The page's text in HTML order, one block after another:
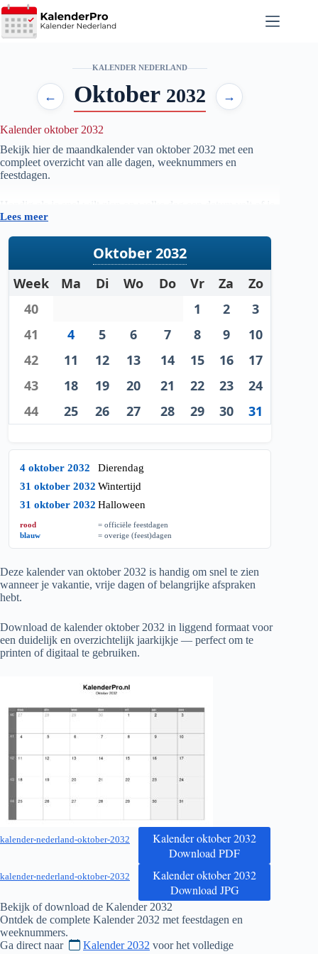
Ga
naar
de
KALENDER NEDERLAND
← Oktober 2032 →
Kalender oktober 2032
Bekijk hier de maandkalender van oktober 2032 met een
compleet overzicht van alle dagen, weeknummers en
feestdagen.
Handig als je snel wilt zien op welke dag een datum valt of je
je planning voor de maand oktober
Lees meer
Oktober 2032
Week Ma Di Wo Do Vr Za
Zo
40
1 2
3
41
4 5 6 7 8 9
10
42
11 12 13 14 15 16
17
43
18 19 20 21 22 23
24
44
25 26 27 28 29 30 31
4 oktober 2032
Dierendag
31 oktober 2032 Wintertijd
31 oktober 2032 Halloween
rood
= officiële feestdagen
blauw
= overige (feest)dagen
Deze kalender van oktober 2032 is handig om snel te zien
wanneer je vakantie, vrije dagen of belangrijke afspraken
hebt.
Download de kalender oktober 2032 in liggend formaat voor
een duidelijk en overzichtelijk jaarkijkje — perfect om te
printen of digitaal te gebruiken.
kalender-nederland-oktober-2032
Kalender oktober 2032
Download PDF
kalender-nederland-oktober-2032
Kalender oktober 2032
Download JPG
Bekijk of download de Kalender 2032
Ontdek de complete Kalender 2032 met feestdagen en
weeknummers.
Ga direct naar
Kalender 2032 voor het volledige